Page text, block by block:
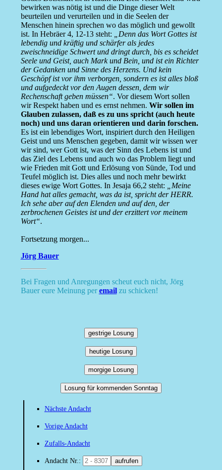
bewirken was nötig ist und die Dinge dieser Welt
beurteilen und verurteilen und in die Seelen der
Menschen hinein sprechen wo das möglich und gewollt
ist. In Hebräer 4, 12-13 steht:
„Denn das Wort Gottes ist
lebendig und kräftig und schärfer als jedes
zweischneidige Schwert und dringt durch, bis es scheidet
Seele und Geist, auch Mark und Bein, und ist ein Richter
der Gedanken und Sinne des Herzens. Und kein
Geschöpf ist vor ihm verborgen, sondern es ist alles bloß
und aufgedeckt vor den Augen dessen, dem wir
Rechenschaft geben müssen“. Vor diesem Wort sollen
wir Respekt haben und es ernst nehmen. Wir sollen im
Glauben zulassen, daß es zu uns spricht (auch heute
noch) und uns daran orientieren und darin forschen.
Es ist ein lebendiges Wort, inspiriert durch den Heiligen
Geist und uns Menschen gegeben, damit wir wissen wer
wir sind, wer Gott ist, was der Sinn des Lebens ist und
das Ziel des Lebens und auch wo das Problem liegt und
wie Frieden mit Gott und Erlösung von Sünde, Tod und
Teufel möglich ist. Dies alles und noch mehr bewirkt
dieses ewige Wort Gottes. In Jesaja 66,2 steht:
„Meine
Hand hat alles gemacht, was da ist, spricht der HERR.
Ich sehe aber auf den Elenden und auf den, der
zerbrochenen Geistes ist und der erzittert vor meinem
Wort“.
Fortsetzung morgen...
Jörg Bauer
Bei Fragen und Anregungen scheut euch nicht, Jörg
Bauer eure Meinung peremailzu schicken!
gestrige Losung
heutige Losung
morgige Losung
Losung für kommenden Sonntag
Nächste Andacht
Vorige Andacht
Zufalls-Andacht
Andacht Nr.: aufrufen